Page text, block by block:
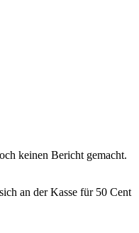
keinen Bericht gemacht.
an der Kasse für 50 Cent